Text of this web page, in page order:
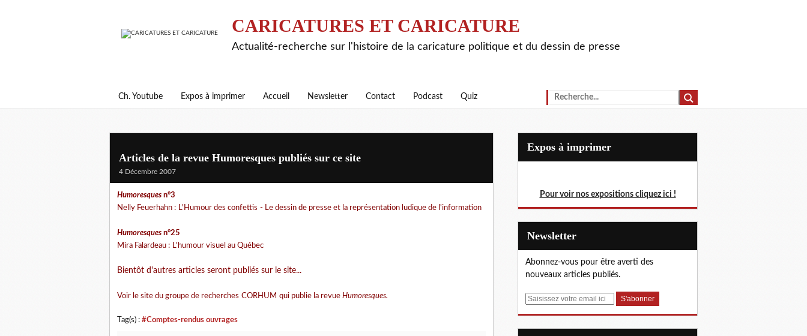
CARICATURES ET CARICATURE
Actualité-recherche sur l'histoire de la caricature politique et du dessin de presse
Ch. Youtube Expos à imprimer Accueil Newsletter Contact Podcast Quiz
Articles de la revue Humoresques publiés sur ce site
4 Décembre 2007
Humoresques n°3
Nelly Feuerhahn : L'Humour des confettis - Le dessin de presse et la représentation ludique de l'information
Humoresques n°25
Mira Falardeau : L'humour visuel au Québec
Bientôt d'autres articles seront publiés sur le site...
Voir le site du groupe de recherches CORHUM qui publie la revue Humoresques.
Tag(s) : #Comptes-rendus ouvrages
Expos à imprimer
Pour voir nos expositions cliquez ici !
Newsletter
Abonnez-vous pour être averti des
nouveaux articles publiés.
E